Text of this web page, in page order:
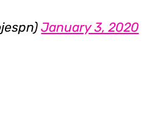
January 3, 2020